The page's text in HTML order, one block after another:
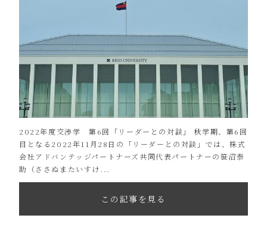
2022年度交渉学 第6回「リーダーとの対談」 秋学期、第6回
目となる2022年11月28日の「リーダーとの対談」では、株式
会社アドバンテッジパートナーズ共同代表パートナーの笹沼泰
助（ささぬまたいすけ...
この記事を見る